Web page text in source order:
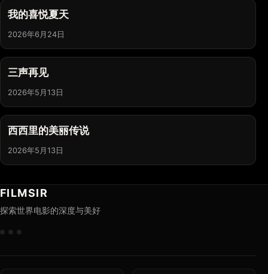
我的喜悦夏天
2026年6月24日
三声再见
2026年5月13日
西西里的美丽传说
2026年5月13日
FILMSIR
探索世界电影的深度与美好